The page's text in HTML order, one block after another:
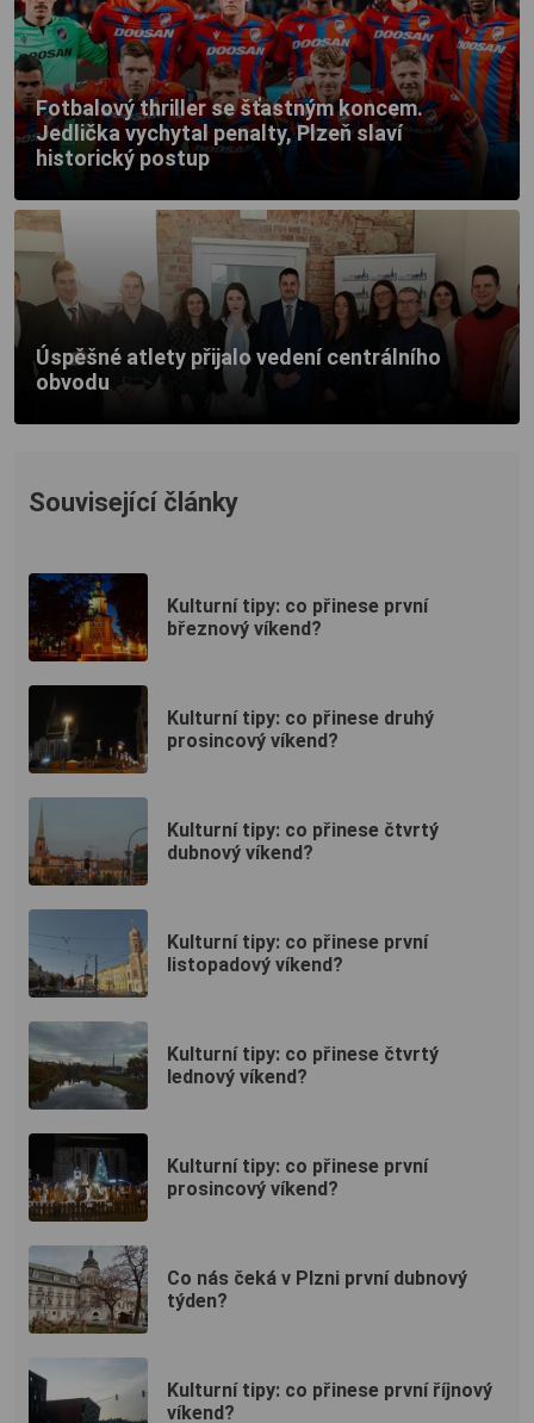
Fotbalový thriller se šťastným koncem.
Jedlička vychytal penalty, Plzeň slaví
historický postup
Úspěšné atlety přijalo vedení centrálního
obvodu
Související články
Kulturní tipy: co přinese první
březnový víkend?
Kulturní tipy: co přinese druhý
prosincový víkend?
Kulturní tipy: co přinese čtvrtý
dubnový víkend?
Kulturní tipy: co přinese první
listopadový víkend?
Kulturní tipy: co přinese čtvrtý
lednový víkend?
Kulturní tipy: co přinese první
prosincový víkend?
Co nás čeká v Plzni první dubnový
týden?
Kulturní tipy: co přinese první říjnový
víkend?